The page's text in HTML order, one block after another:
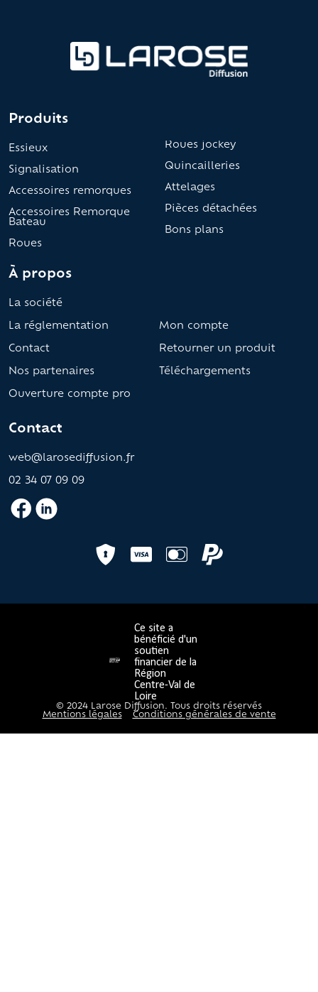
Produits
Essieux
Signalisation
Accessoires remorques
Accessoires Remorque
Bateau
Roues
Roues jockey
Quincailleries
Attelages
Pièces détachées
Bons plans
À propos
La société
La réglementation
Contact
Nos partenaires
Ouverture compte pro
Mon compte
Retourner un produit
Téléchargements
Contact
web@larosediffusion.fr
02 34 07 09 09
Ce site a
bénéficié d'un
soutien
financier de la
Région
Centre-Val de
Loire
© 2024 Larose Diffusion. Tous droits réservés
Mentions légales
Conditions générales de vente